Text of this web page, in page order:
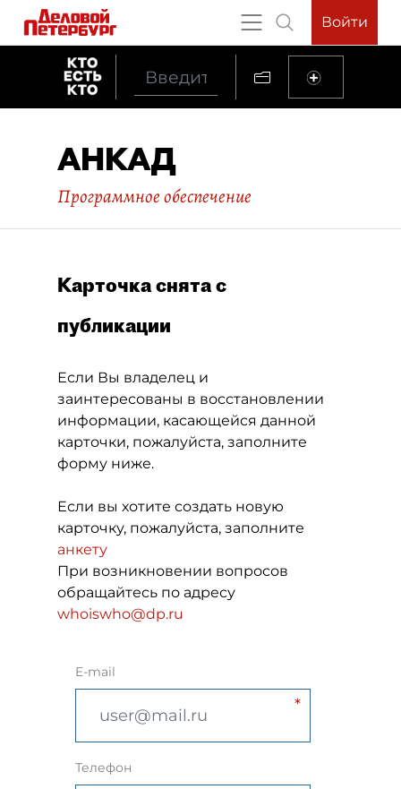
Войти
АНКАД
Программное обеспечение
Карточка снята с
публикации
Если Вы владелец и
заинтересованы в восстановлении
информации, касающейся данной
карточки, пожалуйста, заполните
форму ниже.
Если вы хотите создать новую
карточку, пожалуйста, заполните
анкету
При возникновении вопросов
обращайтесь по адресу
whoiswho@dp.ru
E-mail
Телефон